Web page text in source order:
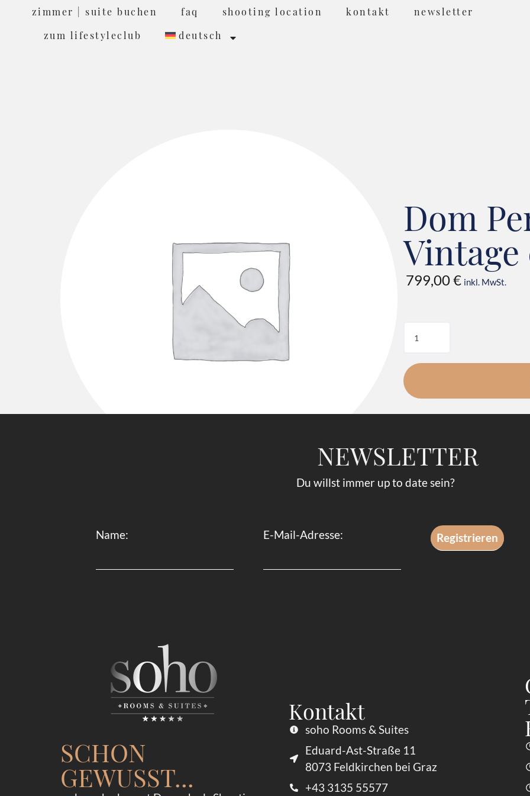
zimmer | suite buchen faq shooting location kontakt
newsletter
zum lifestyleclub
deutsch
Dom
Vintage
799,00€ inkl. MwSt.
NEWSLETTER
Du willst immer up to date sein?
Name: E-Mail-Adresse:
SCHON
GEWUSST...
Kontakt
soho Rooms & Suites
Eduard-Ast-Straße 11
8073 Feldkirchen bei Graz
+43 3135 55577